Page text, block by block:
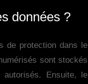
données ?
de protection dans le
sont stockés
autorisés. Ensuite, le